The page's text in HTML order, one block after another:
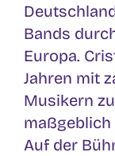
Bands
Europa.
Jahren mit
Musikern
maßgeblich
Auf der